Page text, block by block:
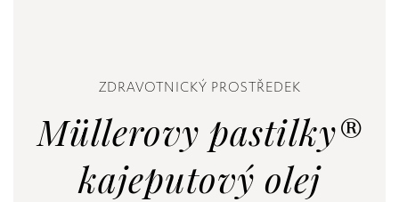
ZDRAVOTNICKÝ PROSTŘEDEK
Müllerovy pastilky®
kajeputový olej